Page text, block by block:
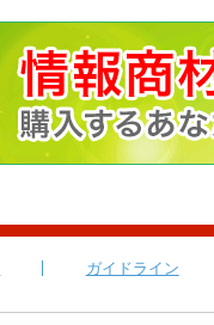
ガイドライン